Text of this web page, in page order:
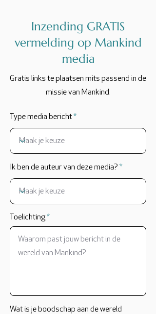
Inzending GRATIS
vermelding op Mankind
media
Gratis links te plaatsen mits passend in de
missie van Mankind.
Type media bericht
Ik ben de auteur van deze media?
Toelichting
Wat is je boodschap aan de wereld